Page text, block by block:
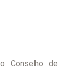
Conselho de